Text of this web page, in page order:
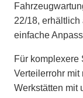
22/18,
einfache
Für komplexere
Verteilerrohr mit
Werkstätten mit